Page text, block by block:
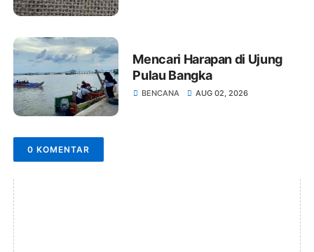
Mencari Harapan di Ujung
Pulau Bangka
BENCANA AUG 02, 2026
0 KOMENTAR